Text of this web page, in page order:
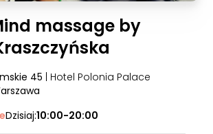
massage by
45 | Hotel Polonia Palace
Dzisiaj:10:00-20:00